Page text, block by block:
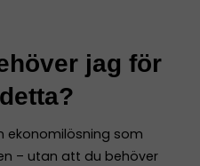
jag för
ekonomilösning som
– utan att du behöver